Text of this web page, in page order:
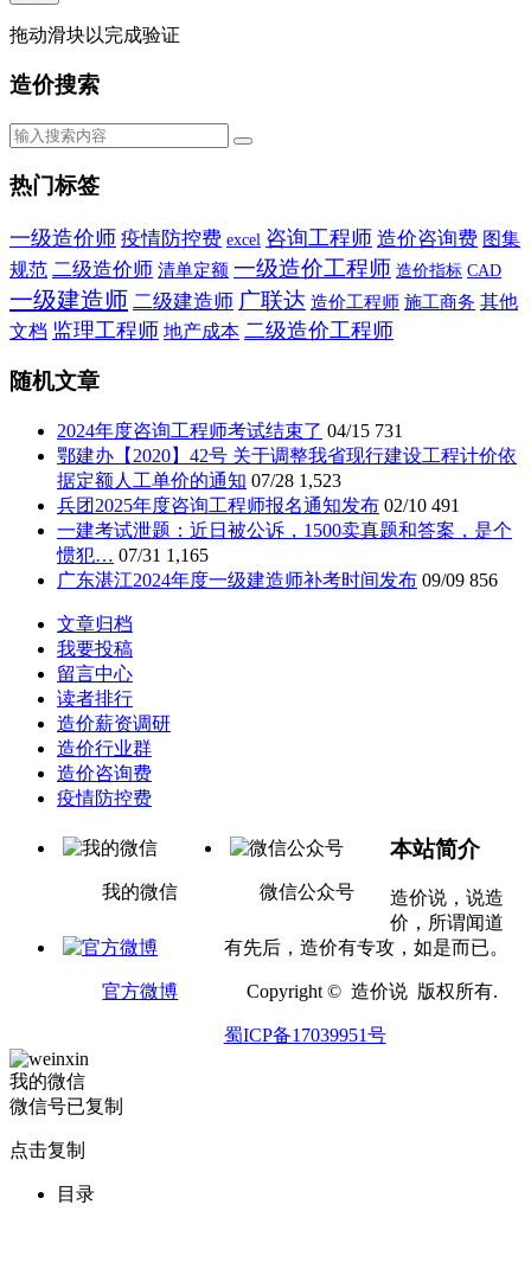
拖动滑块以完成验证
造价搜索
热门标签
一级造价师 疫情防控费 excel 咨询工程师 造价咨询费 图集
规范 二级造价师 清单定额 一级造价工程师 造价指标 CAD
一级建造师 二级建造师 广联达 造价工程师 施工商务 其他
文档 监理工程师 地产成本 二级造价工程师
随机文章
2024年度咨询工程师考试结束了 04/15 731
鄂建办【2020】42号 关于调整我省现行建设工程计价依
据定额人工单价的通知 07/28 1,523
兵团2025年度咨询工程师报名通知发布 02/10 491
一建考试泄题：近日被公诉，1500卖真题和答案，是个
惯犯… 07/31 1,165
广东湛江2024年度一级建造师补考时间发布 09/09 856
文章归档
我要投稿
留言中心
读者排行
造价薪资调研
造价行业群
造价咨询费
疫情防控费
我的微信 微信公众号
官方微博
本站简介
造价说，说造
价，所谓闻道
有先后，造价有专攻，如是而已。
Copyright © 造价说 版权所有.
蜀ICP备17039951号
我的微信
微信号已复制
点击复制
目录